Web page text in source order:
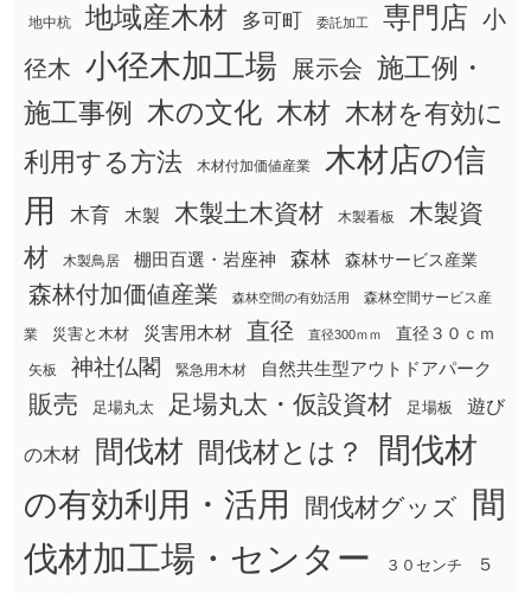
地中杭 地域産木材 多可町 委託加工 専門店 小
径木 小径木加工場 展示会 施工例・
施工事例
木の文化 木材 木材を有効に
利用する方法
木材付加価値産業
木材店の信
用
木育 木製 木製土木資材 木製看板
木製資
材
木製鳥居 棚田百選・岩座神 森林 森林サービス産業
森林付加価値産業 森林空間の有効活用 森林空間サービス産
業 災害と木材 災害用木材 直径 直径300ｍｍ 直径３０ｃｍ
矢板 神社仏閣 緊急用木材 自然共生型アウトドアパーク
販売 足場丸太 足場丸太・仮設資材 足場板 遊び
の木材 間伐材 間伐材とは？
間伐材
の有効利用・活用
間伐材グッズ
間
伐材加工場・センター
３０センチ
５